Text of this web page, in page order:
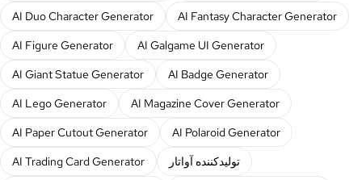
AI Duo Character Generator
AI Fantasy Character Generator
AI Figure Generator
AI Galgame UI Generator
AI Giant Statue Generator
AI Badge Generator
AI Lego Generator
AI Magazine Cover Generator
AI Paper Cutout Generator
AI Polaroid Generator
AI Trading Card Generator
تولیدکننده آواتار